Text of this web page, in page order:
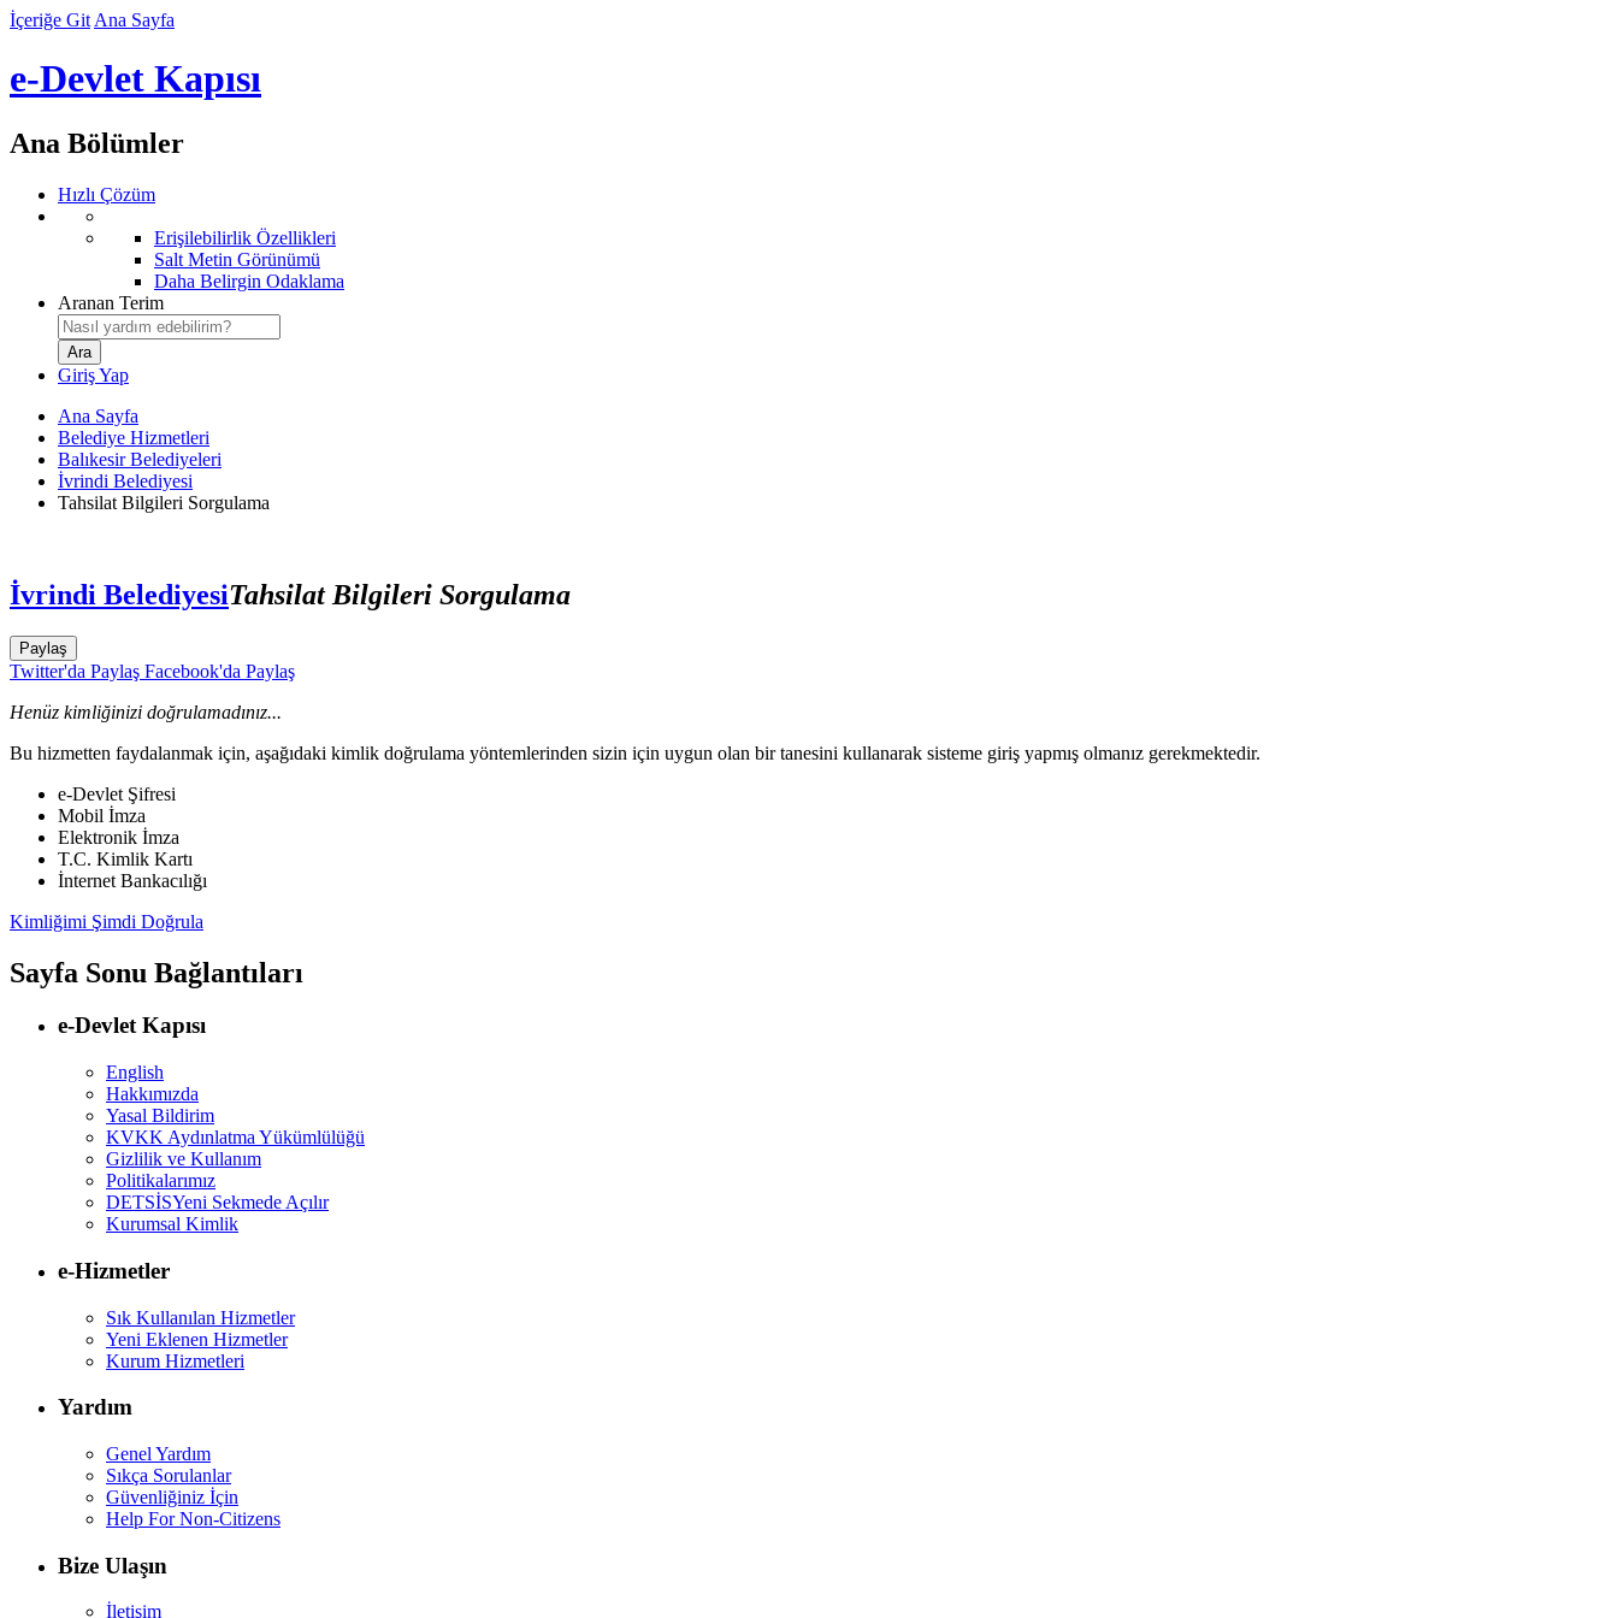
İçeriğe Git Ana Sayfa
e-Devlet Kapısı
Ana Bölümler
Hızlı Çözüm
Erişilebilirlik Özellikleri
Salt Metin Görünümü
Daha Belirgin Odaklama
Aranan Terim
Giriş Yap
Ana Sayfa
Belediye Hizmetleri
Balıkesir Belediyeleri
İvrindi Belediyesi
Tahsilat Bilgileri Sorgulama
İvrindi BelediyesiTahsilat Bilgileri Sorgulama
Paylaş
Twitter'da Paylaş Facebook'da Paylaş
Henüz kimliğinizi doğrulamadınız...
Bu hizmetten faydalanmak için, aşağıdaki kimlik doğrulama yöntemlerinden sizin için uygun olan bir tanesini kullanarak sisteme giriş yapmış olmanız gerekmektedir.
e-Devlet Şifresi
Mobil İmza
Elektronik İmza
T.C. Kimlik Kartı
İnternet Bankacılığı
Kimliğimi Şimdi Doğrula
Sayfa Sonu Bağlantıları
e-Devlet Kapısı
English
Hakkımızda
Yasal Bildirim
KVKK Aydınlatma Yükümlülüğü
Gizlilik ve Kullanım
Politikalarımız
DETSİSYeni Sekmede Açılır
Kurumsal Kimlik
e-Hizmetler
Sık Kullanılan Hizmetler
Yeni Eklenen Hizmetler
Kurum Hizmetleri
Yardım
Genel Yardım
Sıkça Sorulanlar
Güvenliğiniz İçin
Help For Non-Citizens
Bize Ulaşın
İletişim